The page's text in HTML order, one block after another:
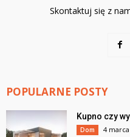
Skontaktuj się z
POPULARNE POSTY
Kupno czy
Dom 4 marca